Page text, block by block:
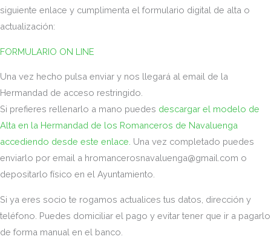
siguiente enlace y cumplimenta el formulario digital de alta o
actualización:
FORMULARIO ON LINE
Una vez hecho pulsa enviar y nos llegará al email de la
Hermandad de acceso restringido.
Si prefieres rellenarlo a mano puedes descargar el modelo de
Alta en la Hermandad de los Romanceros de Navaluenga
accediendo desde este enlace. Una vez completado puedes
enviarlo por email a hromancerosnavaluenga@gmail.com o
depositarlo físico en el Ayuntamiento.
Si ya eres socio te rogamos actualices tus datos, dirección y
teléfono. Puedes domiciliar el pago y evitar tener que ir a pagarlo
de forma manual en el banco.